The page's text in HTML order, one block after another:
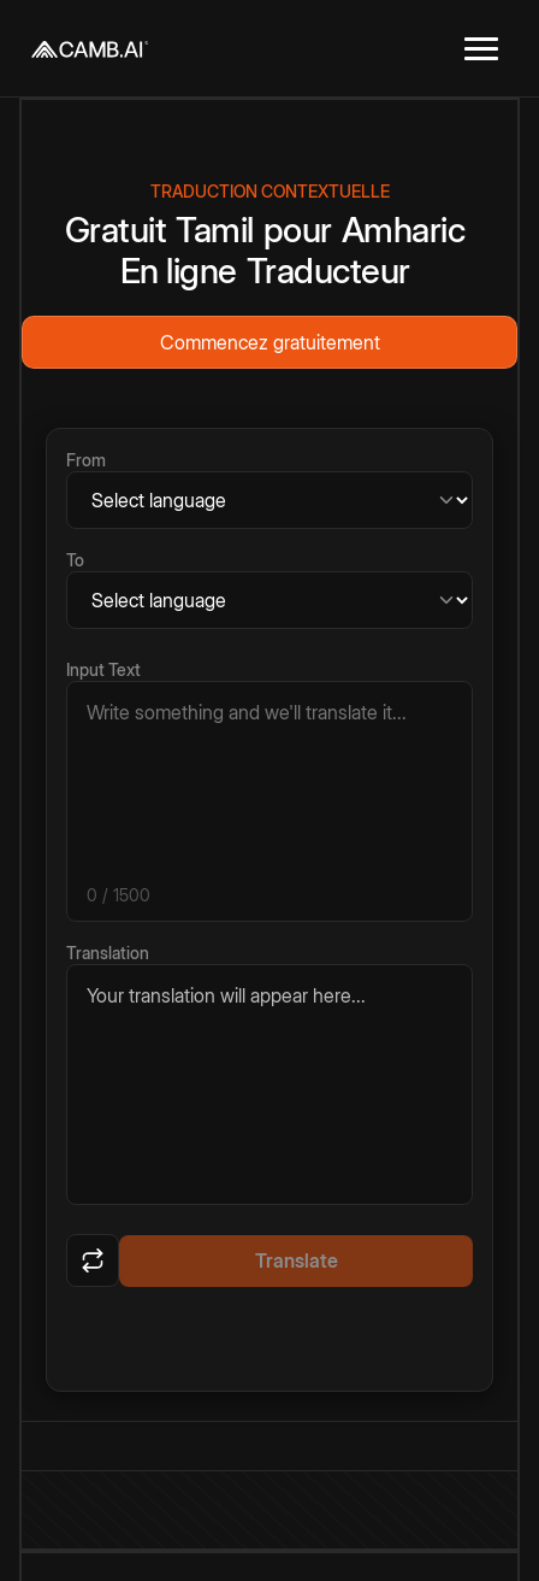
TRADUCTION CONTEXTUELLE
Gratuit Tamil pour Amharic
En ligne Traducteur
Commencez gratuitement
From
To
Input Text
0 / 1500
Translation
Your translation will appear here...
Translate